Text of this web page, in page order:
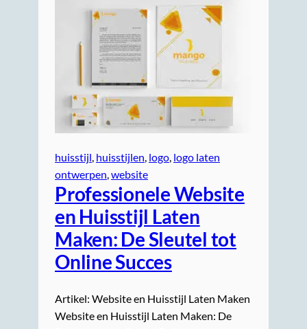
huisstijl, huisstijlen, logo, logo laten
ontwerpen, website
Professionele Website
en Huisstijl Laten
Maken: De Sleutel tot
Online Succes
Artikel: Website en Huisstijl Laten Maken
Website en Huisstijl Laten Maken: De